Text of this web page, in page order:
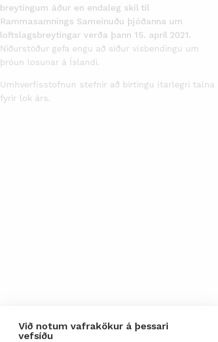
Við notum vafrakökur á þessari
vefsíðu
breytingum áður en endaleg skil til
Rammasamnings Sameinuðu þjóðanna um
loftslagsbreytingar verða þann 15. apríl 2021.
Niðurstöður gefa engu að síður vísbendingu um
þróun losunar á Íslandi.
Umhverfisstofnun stefnir að birtingu ítarlegri talna
fyrir lok árs.